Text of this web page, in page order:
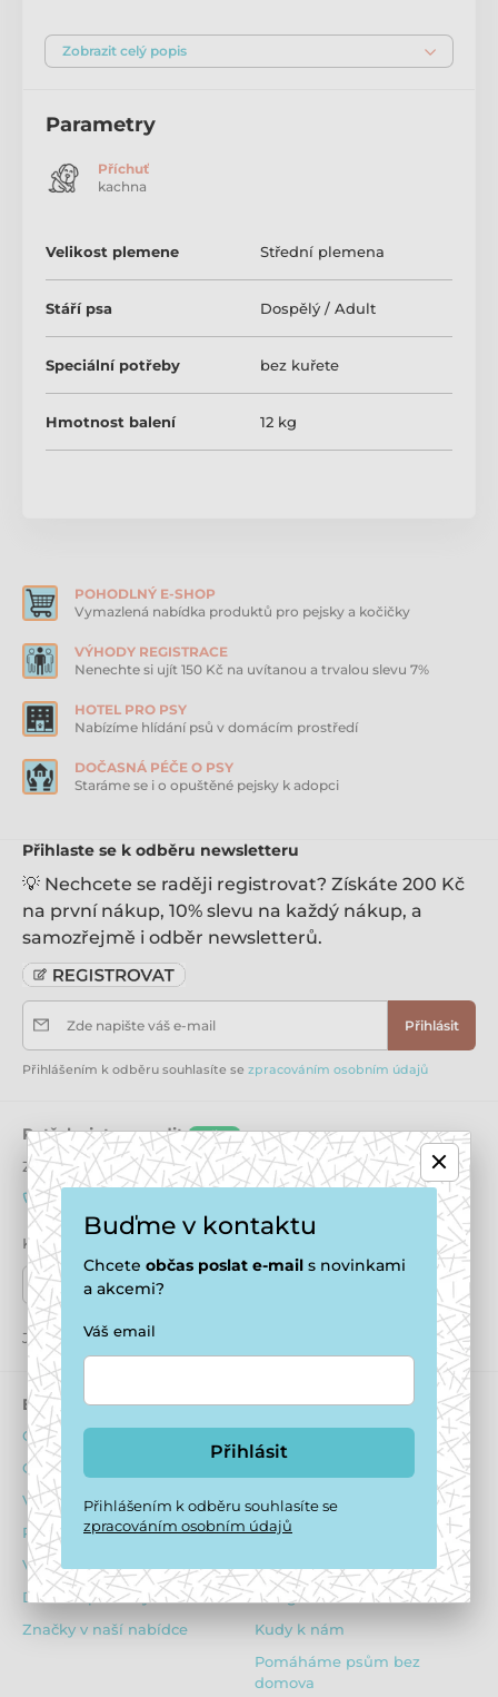
kuřecí tuk, lněné semeno, sušená řepná dužina,
pivovarské kvasnice, sušené mořské řasy, manan-
extrakt z juky, ostropestřec mariánský, ananas,
granátové jablko, maliny.
Analytické složky
fosfor 0,9 %, vlhkost 8 %.
Doplňkové látky
mg, E4 síran měďnatý pentahydrát 47 mg, E1 uhličitan
mg, E8 seleničitan sodný 15,2 mg.
Zobrazit celý popis
Parametry
Příchuť
kachna
Velikost plemene Střední plemena
Stáří psa Dospělý / Adult
Speciální potřeby bez kuřete
Hmotnost balení 12 kg
POHODLNÝ E-SHOP
Vymazlená nabídka produktů pro pejsky a kočičky
VÝHODY REGISTRACE
Nenechte si ujít 150 Kč na uvítanou a trvalou slevu 7%
HOTEL PRO PSY
Nabízíme hlídání psů v domácím prostředí
DOČASNÁ PÉČE O PSY
Staráme se i o opuštěné pejsky k adopci
Přihlaste se k odběru newsletteru
💡 Nechcete se raději registrovat? Získáte 200 Kč
na první nákup, 10% slevu na každý nákup, a
samozřejmě i odběr newsletterů.
Zde napište váš e-mail Přihlásit
Přihlášením k odběru souhlasíte se zpracováním osobním údajů
Potřebujete poradit online
Zákaznický servis je k dispozici
+420 771 194 837
info@puppydaycare.cz
Kde nás najdete
Naše prodejny
Jsme také na: Instagram
E-shop
Obchodní podmínky
Ochrana osobních údajů
Výhody pro registrované
Reklamační řád
Vrácení zboží
Dárkové poukazy
Značky v naší nabídce
Psí hotel
Dotazník před ubytováním
Obsazenost hotelu
Fotogalerie z hotelu
Kudy k nám
Pomáháme psům bez
domova
Buďme v kontaktu
Chcete občas poslat e-mail s novinkami
a akcemi?
Váš email
Přihlásit
Přihlášením k odběru souhlasíte se
zpracováním osobním údajů